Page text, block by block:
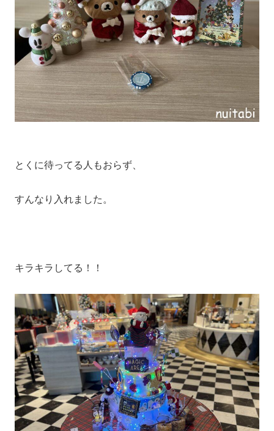
とくに待ってる人もおらず、
すんなり入れました。
キラキラしてる！！